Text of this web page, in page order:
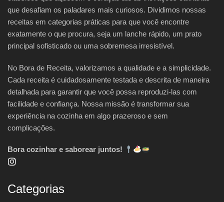
que desafiam os paladares mais curiosos. Dividimos nossas
receitas em categorias práticas para que você encontre
exatamente o que procura, seja um lanche rápido, um prato
principal sofisticado ou uma sobremesa irresistível.
No Bora de Receita, valorizamos a qualidade e a simplicidade.
Cada receita é cuidadosamente testada e descrita de maneira
detalhada para garantir que você possa reproduzi-las com
facilidade e confiança. Nossa missão é transformar sua
experiência na cozinha em algo prazeroso e sem
complicações.
Bora cozinhar e saborear juntos!
Categorias